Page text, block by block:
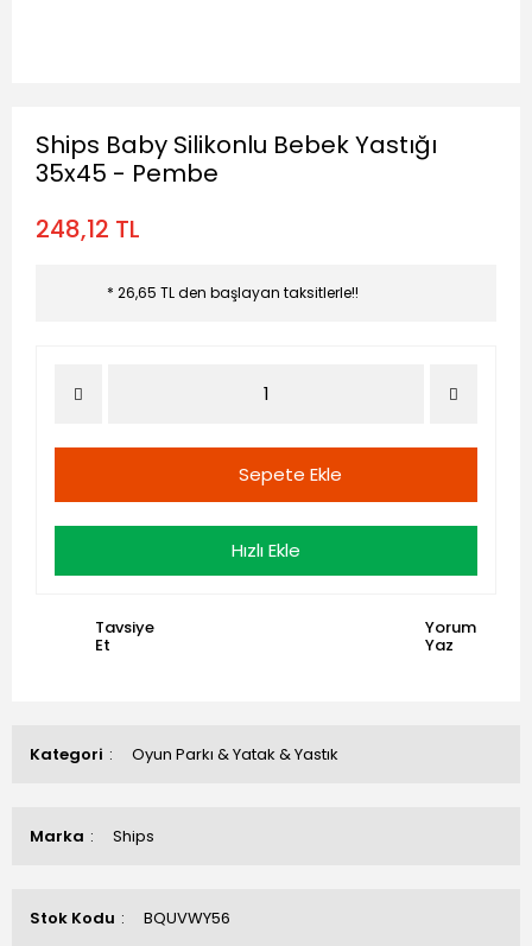
Kategori Oyun Parkı & Yatak & Yastık
Marka Ships
Stok Kodu BQUVWY56
Ships Baby Silikonlu Bebek Yastığı
35x45 - Pembe
248,12 TL
* 26,65 TL den başlayan taksitlerle!!
Sepete Ekle
Hızlı Ekle
Tavsiye
Et
Yorum
Yaz